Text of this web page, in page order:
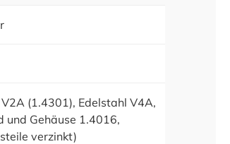
(1.4301), Edelstahl V4A,
und Gehäuse 1.4016,
verzinkt)